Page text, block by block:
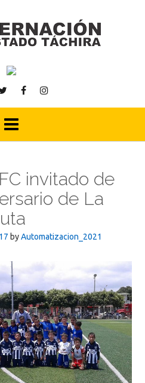
invitado de
de La
byAutomatizacion_2021